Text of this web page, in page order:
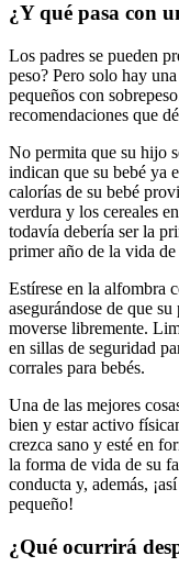
¿Y qué pasa con
Los padres se pueden
peso? Pero solo hay
pequeños con
recomendaciones que
No permita que su hijo
indican que su bebé ya
calorías de su bebé
verdura y los cereales
todavía debería ser la
primer año de la vida
Estírese en la alfombra
asegurándose de que
moverse libremente.
en sillas de seguridad
corrales para bebés.
Una de las mejores
bien y estar activo
crezca sano y esté en
la forma de vida de su
conducta y, además,
pequeño!
¿Qué ocurrirá